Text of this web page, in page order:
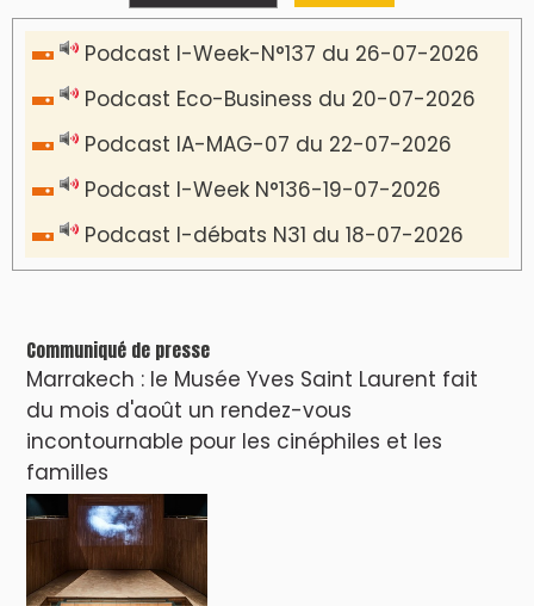
Podcast I-Week-N°137 du 26-07-2026
Podcast Eco-Business du 20-07-2026
Podcast IA-MAG-07 du 22-07-2026
Podcast I-Week N°136-19-07-2026
Podcast I-débats N31 du 18-07-2026
Communiqué de presse
Marrakech : le Musée Yves Saint Laurent fait
du mois d'août un rendez-vous
incontournable pour les cinéphiles et les
familles